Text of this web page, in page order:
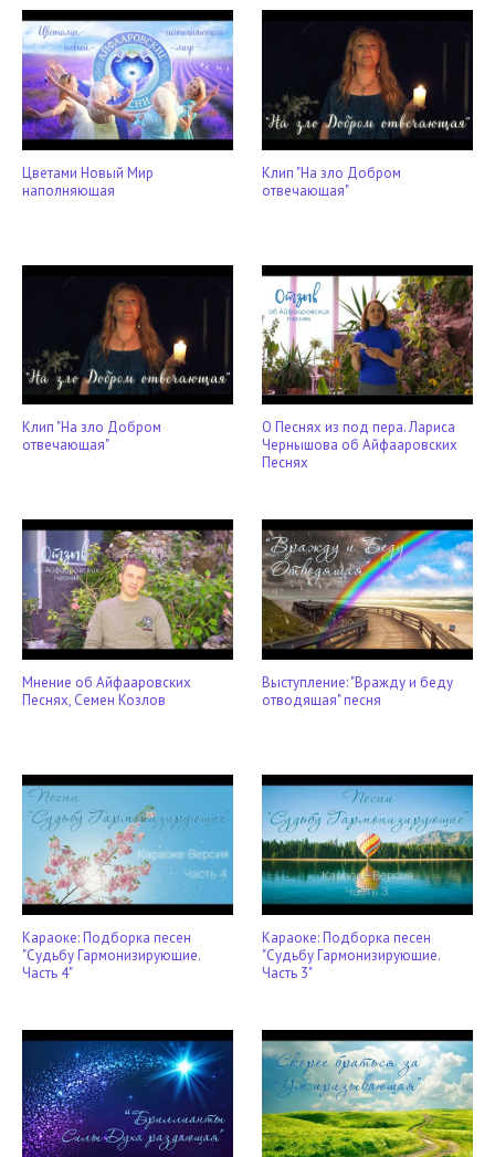
Цветами Новый Мир
наполняющая
Клип "На зло Добром
отвечающая"
Клип "На зло Добром
отвечающая"
О Песнях из под пера. Лариса
Чернышова об Айфааровских
Песнях
Мнение об Айфааровских
Песнях, Семен Козлов
Выступление: "Вражду и беду
отводящая" песня
Караоке: Подборка песен
"Судьбу Гармонизирующие.
Часть 4"
Караоке: Подборка песен
"Судьбу Гармонизирующие.
Часть 3"